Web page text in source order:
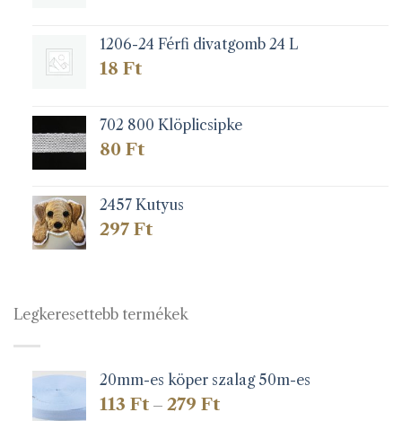
1206-24 Férfi divatgomb 24 L
18 Ft
702 800 Klöplicsipke
80 Ft
2457 Kutyus
297 Ft
Legkeresettebb termékek
20mm-es köper szalag 50m-es
113 Ft – 279 FtÁrtartomány: